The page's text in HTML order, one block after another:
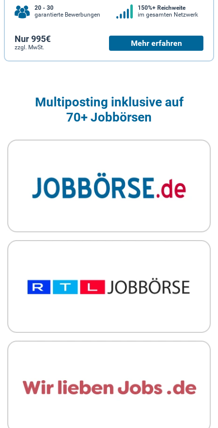
20 - 30
garantierte Bewerbungen
150%+ Reichweite
im gesamten Netzwerk
Nur 995€
zzgl. MwSt. Mehr erfahren
Multiposting inklusive auf
70+ Jobbörsen